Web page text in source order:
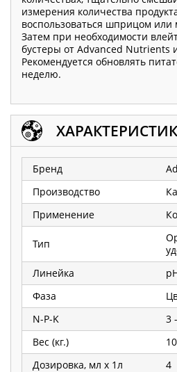
измерения количества
воспользоваться шприцом
Затем при необходимости
бустеры от Advanced Nutrients
Рекомендуется обновлять
неделю.
Бренд
Производство
Применение
Тип
Линейка
Фаза
N-P-K
3
Вес (кг.)
Дозировка, мл х 1л
4